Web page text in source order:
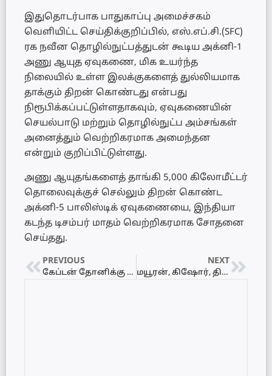
இதுதொடர்பாக பாதுகாப்பு அமைச்சகம்
வெளியிட்ட செய்திக்குறிப்பில், எஸ்.எப்.சி.(SFC)
ரக நவீன தொழில்நுட்பத்துடன் கூடிய அக்னி-1
அணு ஆயுத ஏவுகணை, மிக உயர்ந்த
நிலையில் உள்ள இலக்குகளைத் துல்லியமாக
தாக்கும் திறன் கொண்டது என்பது
நிரூபிக்கப்பட்டுள்ளதாகவும், ஏவுகணையின்
செயல்பாடு மற்றும் தொழில்நுட்ப அம்சங்கள்
அனைத்தும் வெற்றிகரமாக அமைந்தன
என்றும் குறிப்பிட்டுள்ளது.
அணு ஆயுதங்களைத் தாங்கி 5,000 கிலோமீட்டர்
தொலைவுக்குச் செல்லும் திறன் கொண்ட
அக்னி-5 பாலிஸ்டிக் ஏவுகணையை, இந்தியா
கடந்த டிசம்பர் மாதம் வெற்றிகரமாக சோதனை
செய்தது.
PREVIOUS
கேப்டன் தோனிக்கு வெற்றிகரமாக முடிந்த முழங்கால் அறுவை சிகிச்சை
NEXT
மயூரன், கிஷோர், திலகராணி மீதான வழக்கு மீண்டும் ஒத்திவைப்பு